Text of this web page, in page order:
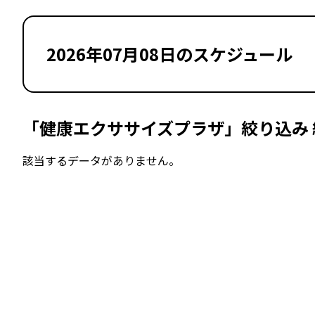
2026年07月08日のスケジュール
「健康エクササイズプラザ」絞り込み
該当するデータがありません。